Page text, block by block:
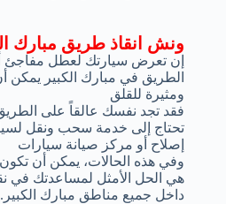
ونش انقاذ طريق مبارك
إن تعرض سيارتك لعطل مفاجئ
الطريق في مبارك الكبير يمكن
ومثيرة للقلق
فقد تجد نفسك عالقاً على
تحتاج إلى خدمة سحب ونقل
إصلاح أو مركز صيانة سيارات
وفي هذه الحالات، يمكن أن
هي الحل الأمثل لمساعدتك في
داخل جميع مناطق مبارك الكبير.